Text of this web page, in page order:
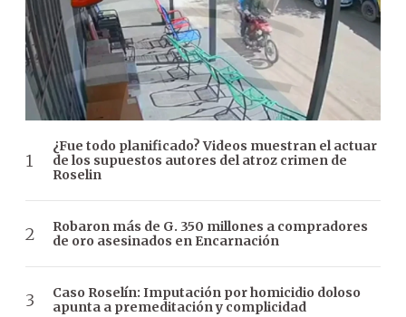
¿Fue todo planificado? Videos muestran el actuar
de los supuestos autores del atroz crimen de
Roselin
Robaron más de G. 350 millones a compradores
de oro asesinados en Encarnación
Caso Roselín: Imputación por homicidio doloso
apunta a premeditación y complicidad